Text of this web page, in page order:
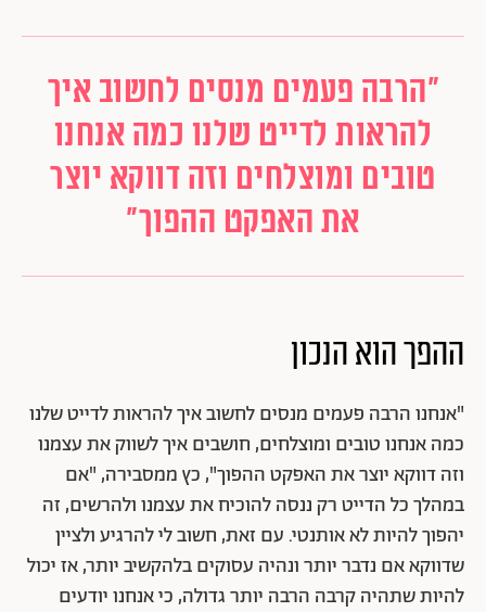
"הרבה פעמים מנסים לחשוב איך
להראות לדייט שלנו כמה אנחנו
טובים ומוצלחים וזה דווקא יוצר
את האפקט ההפוך"
ההפך הוא הנכון
"אנחנו הרבה פעמים מנסים לחשוב איך להראות לדייט שלנו
כמה אנחנו טובים ומוצלחים, חושבים איך לשווק את עצמנו
וזה דווקא יוצר את האפקט ההפוך", כץ ממסבירה, "אם
במהלך כל הדייט רק ננסה להוכיח את עצמנו ולהרשים, זה
יהפוך להיות לא אותנטי. עם זאת, חשוב לי להרגיע ולציין
שדווקא אם נדבר יותר ונהיה עסוקים בלהקשיב יותר, אז יכול
להיות שתהיה קרבה הרבה יותר גדולה, כי אנחנו יודעים